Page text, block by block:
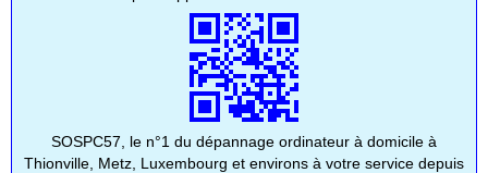
SOSPC57, le n°1 du dépannage ordinateur à domicile à
Thionville, Metz, Luxembourg et environs à votre service depuis